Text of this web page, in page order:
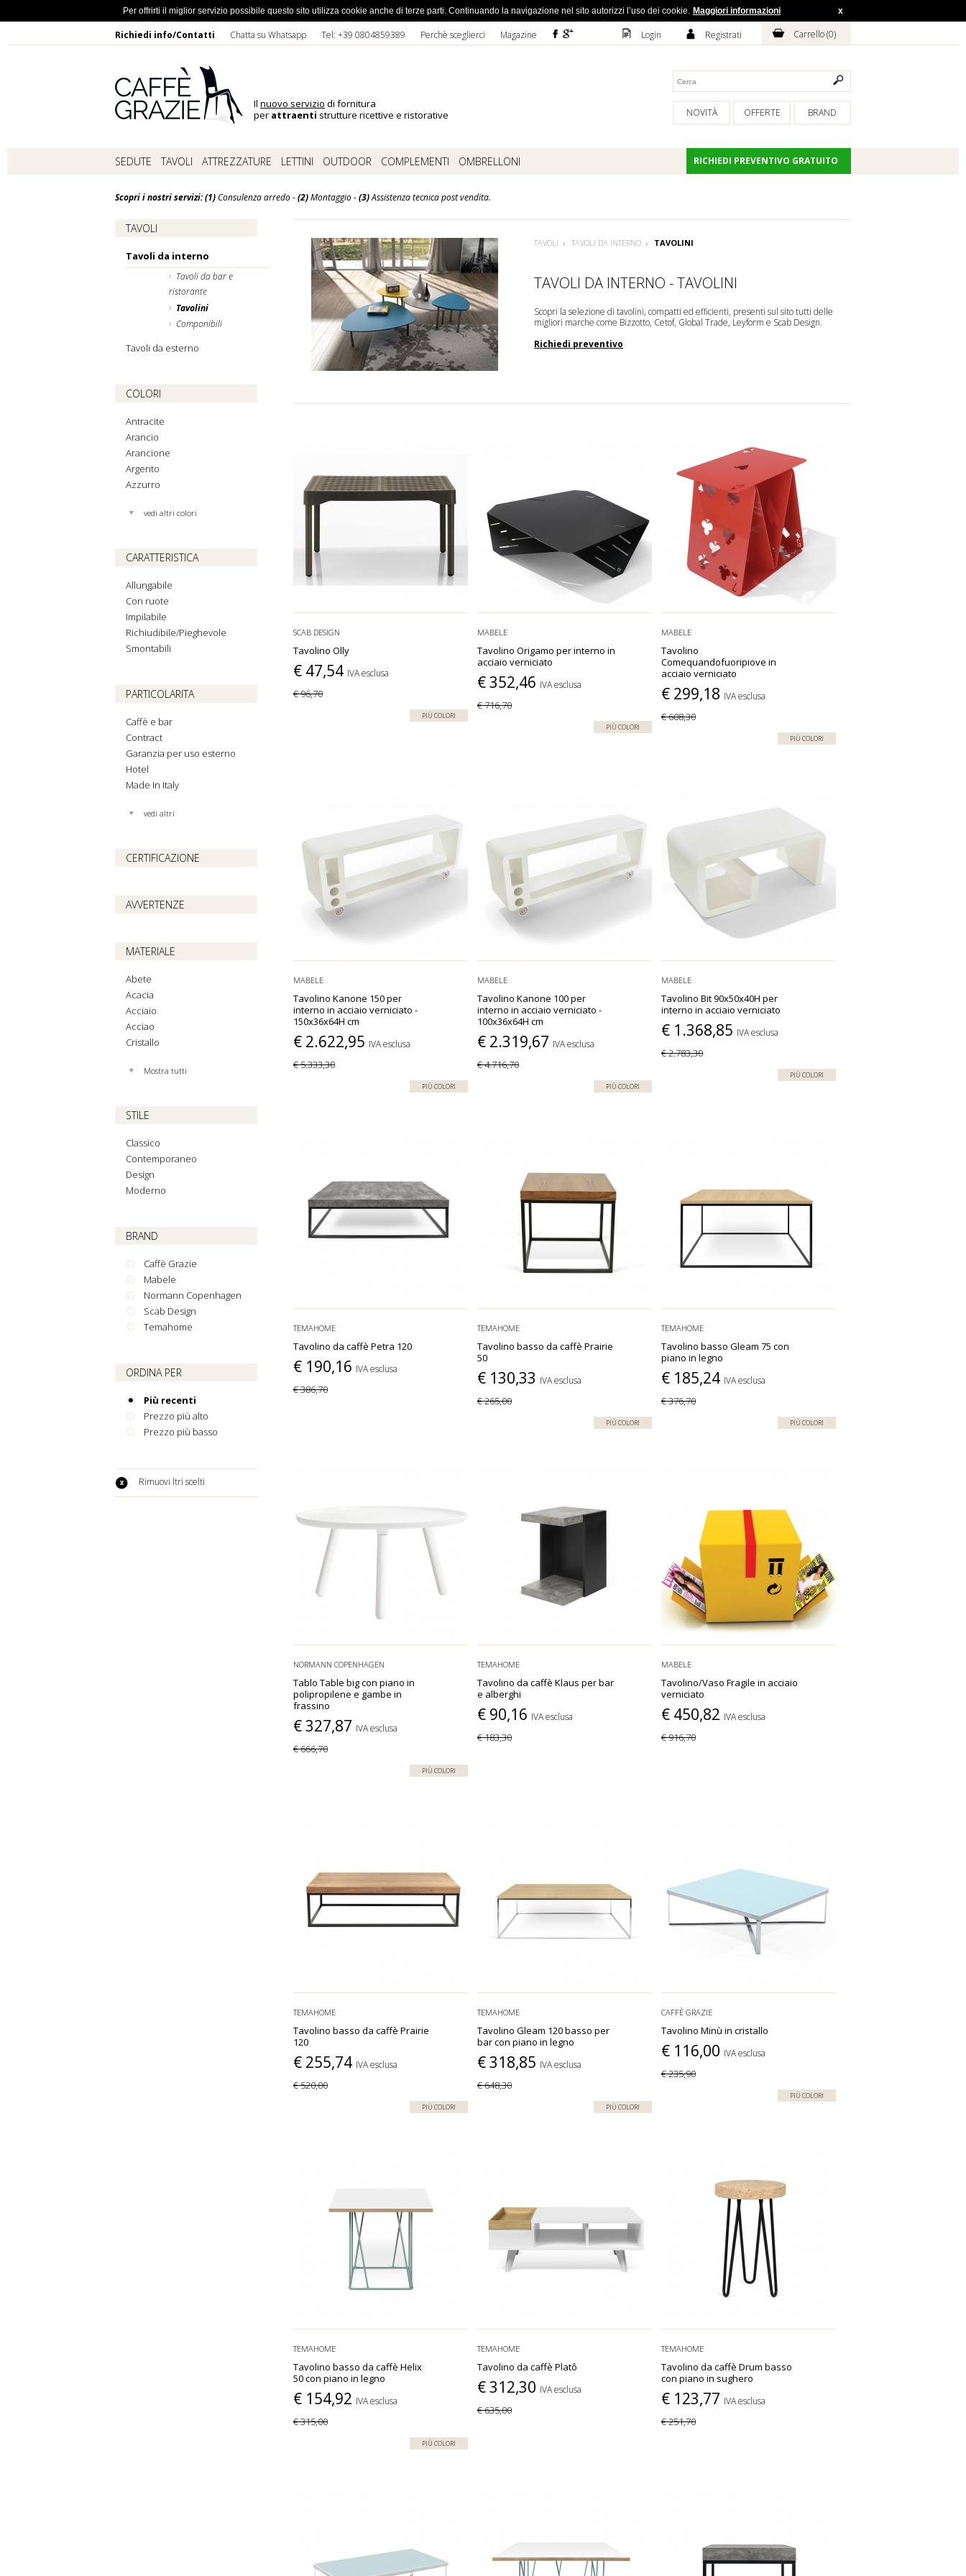
Richiedi info/Contatti Chatta su Whatsapp Tel: +39 0804859389 Perchè sceglierci Magazine F ì D Login A Registrati H Carrello (0)
Il nuovo servizio di fornitura
per attraenti strutture ricettive e ristorative BRAND
OFFERTE
NOVITÀ
SEDUTE TAVOLI ATTREZZATURE LETTINI OUTDOOR COMPLEMENTI OMBRELLONI RICHIEDI PREVENTIVO GRATUITO
Scopri i nostri servizi: (1)Consulenza arredo -(2)Montaggio -(3)Assistenza tecnica post vendita.
TAVOLI
Tavoli da interno
Tavoli da bar e
ristorante
Tavolini
Componibili
Tavoli da esterno
COLORI
Antracite
Arancio
Arancione
Argento
Azzurro
vedi altri colori
CARATTERISTICA
Allungabile
Con ruote
Impilabile
Richiudibile/Pieghevole
Smontabili
PARTICOLARITA
Caffè e bar
Contract
Garanzia per uso esterno
Hotel
Made In Italy
vedi altri
CERTIFICAZIONE
AVVERTENZE
MATERIALE
Abete
Acacia
Acciaio
Acciao
Cristallo
Mostra tutti
STILE
Classico
Contemporaneo
Design
Moderno
BRAND
Caffè Grazie
Mabele
Normann Copenhagen
Scab Design
Temahome
ORDINA PER
Più recenti
Prezzo più alto
Prezzo più basso
Rimuovi filtri scelti
TAVOLI TAVOLI DA INTERNO TAVOLINI
TAVOLI DA INTERNO - TAVOLINI
Scopri la selezione di tavolini, compatti ed efficienti, presenti sul sito tutti delle
migliori marche come Bizzotto, Cetof, Global Trade, Leyform e Scab Design.
Richiedi preventivo
SCAB DESIGN
Tavolino Olly
€ 47,54 IVA esclusa
€ 96,70
PIÙ COLORI
MABELE
Tavolino Origamo per interno in
acciaio verniciato
€ 352,46 IVA esclusa
€ 716,70
PIÙ COLORI
MABELE
Tavolino
Comequandofuoripiove in
acciaio verniciato
€ 299,18 IVA esclusa
€ 608,30
PIÙ COLORI
MABELE
Tavolino Kanone 150 per
interno in acciaio verniciato -
150x36x64H cm
€ 2.622,95 IVA esclusa
€ 5.333,30
PIÙ COLORI
MABELE
Tavolino Kanone 100 per
interno in acciaio verniciato -
100x36x64H cm
€ 2.319,67 IVA esclusa
€ 4.716,70
PIÙ COLORI
MABELE
Tavolino Bit 90x50x40H per
interno in acciaio verniciato
€ 1.368,85 IVA esclusa
€ 2.783,30
PIÙ COLORI
TEMAHOME
Tavolino da caffè Petra 120
€ 190,16 IVA esclusa
€ 386,70
TEMAHOME
Tavolino basso da caffè Prairie
50
€ 130,33 IVA esclusa
€ 265,00
PIÙ COLORI
TEMAHOME
Tavolino basso Gleam 75 con
piano in legno
€ 185,24 IVA esclusa
€ 376,70
PIÙ COLORI
NORMANN COPENHAGEN
Tablo Table big con piano in
polipropilene e gambe in
frassino
€ 327,87 IVA esclusa
€ 666,70
PIÙ COLORI
TEMAHOME
Tavolino da caffè Klaus per bar
e alberghi
€ 90,16 IVA esclusa
€ 183,30
MABELE
Tavolino/Vaso Fragile in acciaio
verniciato
€ 450,82 IVA esclusa
€ 916,70
TEMAHOME
Tavolino basso da caffè Prairie
120
€ 255,74 IVA esclusa
€ 520,00
PIÙ COLORI
TEMAHOME
Tavolino Gleam 120 basso per
bar con piano in legno
€ 318,85 IVA esclusa
€ 648,30
PIÙ COLORI
CAFFÈ GRAZIE
Tavolino Minù in cristallo
€ 116,00 IVA esclusa
€ 235,90
PIÙ COLORI
TEMAHOME
Tavolino basso da caffè Helix
50 con piano in legno
€ 154,92 IVA esclusa
€ 315,00
PIÙ COLORI
TEMAHOME
Tavolino da caffè Platô
€ 312,30 IVA esclusa
€ 635,00
TEMAHOME
Tavolino da caffè Drum basso
con piano in sughero
€ 123,77 IVA esclusa
€ 251,70
Per offrirti il miglior servizio possibile questo sito utilizza cookie anche di terze parti. Continuando la navigazione nel sito autorizzi l’uso dei cookie. Maggiori informazioni x